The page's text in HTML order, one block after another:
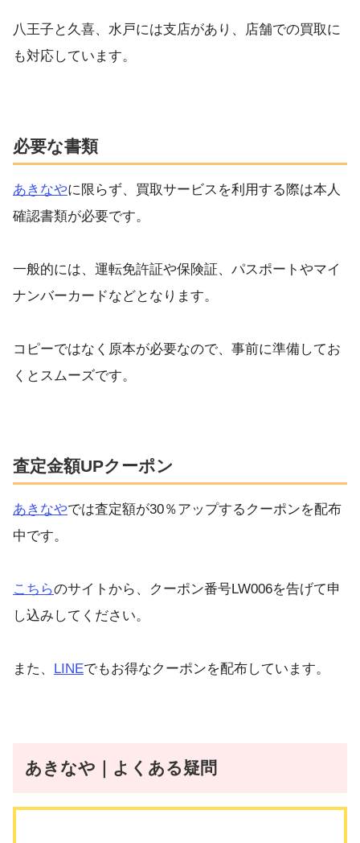
八王子と久喜、水戸には支店があり、店舗での買取に
も対応しています。
必要な書類
あきなやに限らず、買取サービスを利用する際は本人
確認書類が必要です。
一般的には、運転免許証や保険証、パスポートやマイ
ナンバーカードなどとなります。
コピーではなく原本が必要なので、事前に準備してお
くとスムーズです。
査定金額UPクーポン
あきなやでは査定額が30％アップするクーポンを配布
中です。
こちらのサイトから、クーポン番号LW006を告げて申
し込みしてください。
また、 LINEでもお得なクーポンを配布しています。
あきなや｜よくある疑問